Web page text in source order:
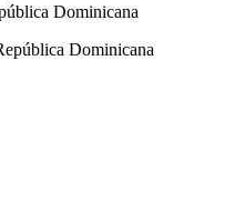
Dominicana
Dominicana